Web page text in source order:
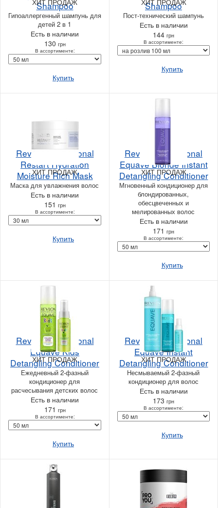
Shampoo
Гипоаллергенный шампунь для
детей 2 в 1
Есть в наличии
130 грн
В ассортименте:
Купить
Shampoo
Пост-технический шампунь
Есть в наличии
144 грн
В ассортименте:
Купить
ХИТ ПРОДАЖ
Revlon Professional
Restart Hydration
Moisture Rich Mask
Маска для увлажнения волос
Есть в наличии
151 грн
В ассортименте:
Купить
ХИТ ПРОДАЖ
Revlon Professional
Equave Blonde Instant
Detangling Conditioner
Мгновенный кондиционер для
блондированных,
обесцвеченных и
мелированных волос
Есть в наличии
171 грн
В ассортименте:
Купить
ХИТ ПРОДАЖ
Revlon Professional
Equave Kids
Detangling Conditioner
Ежедневный 2-фазный
кондиционер для
расчесывания детских волос
Есть в наличии
171 грн
В ассортименте:
Купить
ХИТ ПРОДАЖ
Revlon Professional
Equave Instant
Detangling Conditioner
Несмываемый 2-фазный
кондиционер для волос
Есть в наличии
173 грн
В ассортименте:
Купить